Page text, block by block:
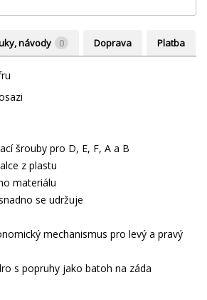
návody 0 Doprava Platba
šrouby pro D, E, F, A a B
z plastu
materiálu
se udržuje
mechanismus pro levý a pravý
s popruhy jako batoh na záda